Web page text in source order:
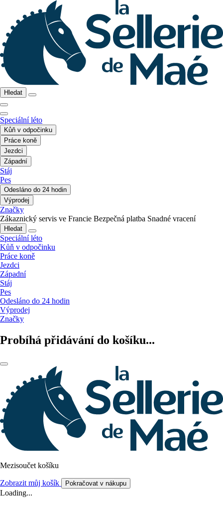
Hledat
Speciální léto
Kůň v odpočinku
Práce koně
Jezdci
Západní
Stáj
Pes
Odesláno do 24 hodin
Výprodej
Značky
Zákaznický servis ve Francie Bezpečná platba Snadné vracení
Hledat
Speciální léto
Kůň v odpočinku
Práce koně
Jezdci
Západní
Stáj
Pes
Odesláno do 24 hodin
Výprodej
Značky
Probíhá přidávání do košíku...
Mezisoučet košíku
Zobrazit můj košík Pokračovat v nákupu
Loading...